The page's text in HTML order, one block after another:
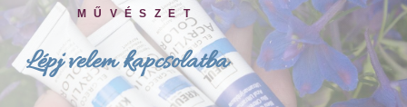
MŰVÉSZET
Lépj velem kapcsolatba